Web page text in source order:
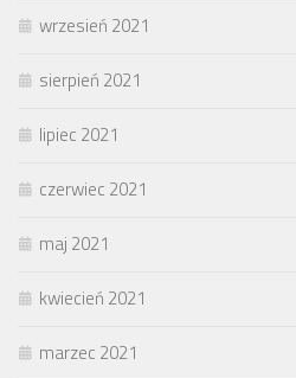
wrzesień 2021
sierpień 2021
lipiec 2021
czerwiec 2021
maj 2021
kwiecień 2021
marzec 2021